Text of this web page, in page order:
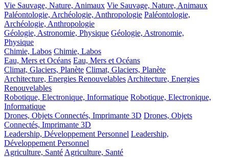
Vie Sauvage, Nature, Animaux Vie Sauvage, Nature, Animaux
Paléontologie, Archéologie, Anthropologie Paléontologie,
Archéologie, Anthropologie
Géologie, Astronomie, Physique Géologie, Astronomie,
Physique
Chimie, Labos Chimie, Labos
Eau, Mers et Océans Eau, Mers et Océans
Climat, Glaciers, Planète Climat, Glaciers, Planète
Architecture, Energies Renouvelables Architecture, Energies
Renouvelables
Robotique, Electronique, Informatique Robotique, Electronique,
Informatique
Drones, Objets Connectés, Imprimante 3D Drones, Objets
Connectés, Imprimante 3D
Leadership, Développement Personnel Leadership,
Développement Personnel
Agriculture, Santé Agriculture, Santé